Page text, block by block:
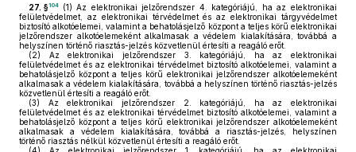
27. §104 (1) Az elektronikai jelzőrendszer 4. kategóriájú, ha az elektronikai
felületvédelmet, az elektronikai térvédelmet és az elektronikai tárgyvédelmet
biztosító alkotóelemei, valamint a behatolásjelző központ a teljes körű elektronikai
jelzőrendszer alkotóelemeként alkalmasak a védelem kialakítására, továbbá a
helyszínen történő riasztás-jelzés közvetlenül értesíti a reagáló erőt.
(2) Az elektronikai jelzőrendszer 3. kategóriájú, ha az elektronikai
felületvédelmet és az elektronikai térvédelmet biztosító alkotóelemei, valamint a
behatolásjelző központ a teljes körű elektronikai jelzőrendszer alkotóelemeként
alkalmasak a védelem kialakítására, továbbá a helyszínen történő riasztás-jelzés
közvetlenül értesíti a reagáló erőt.
(3) Az elektronikai jelzőrendszer 2. kategóriájú, ha az elektronikai
felületvédelmet és az elektronikai térvédelmet biztosító alkotóelemei, valamint a
behatolásjelző központ a teljes körű elektronikai jelzőrendszer alkotóelemeként
alkalmasak a védelem kialakítására, továbbá a riasztás-jelzés, helyszínen
történő riasztás nélkül közvetlenül értesíti a reagáló erőt.